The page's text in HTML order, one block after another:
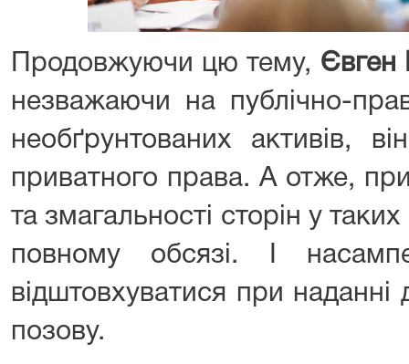
Продовжуючи цю тему, Євген
незважаючи на публічно-
необґрунтованих активів,
приватного права. А отже,
та змагальності сторін у
повному обсязі. І
відштовхуватися при наданні
позову.